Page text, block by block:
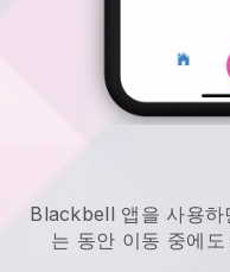
Blackbell 앱을 사용하
는 동안 이동 중에